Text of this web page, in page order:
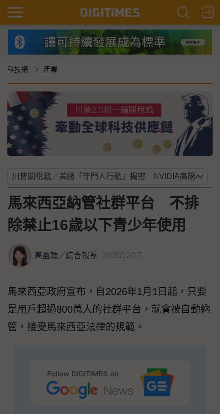
科技網 產業
馬來西亞納管社群平台 不排
除禁止16歲以下青少年使用
高盈穎 ／綜合報導 2025/12/17
馬來西亞政府宣布，自2026年1月1日起，只要
是用戶超過800萬人的社群平台，就會被自動納
管，接受馬來西亞法律的規範。